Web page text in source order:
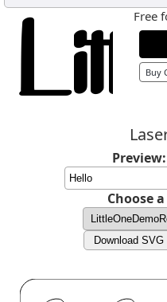
Free
Buy
Preview:
Choose
Download SVG